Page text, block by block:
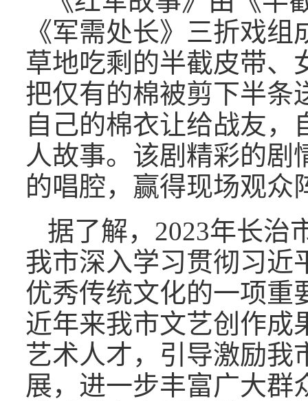
《军需处长》三折戏
草地吃剩的半截皮带、
把仅有的棉被剪下半条
自己的棉衣让给战友，
人故事。该剧精彩的剧
的唱腔，赢得现场观众
据了解，2023年长治
我市深入学习贯彻习近
优秀传统文化的一项重
近年来我市文艺创作成
艺术人才，引导激励我
展，进一步丰富广大群